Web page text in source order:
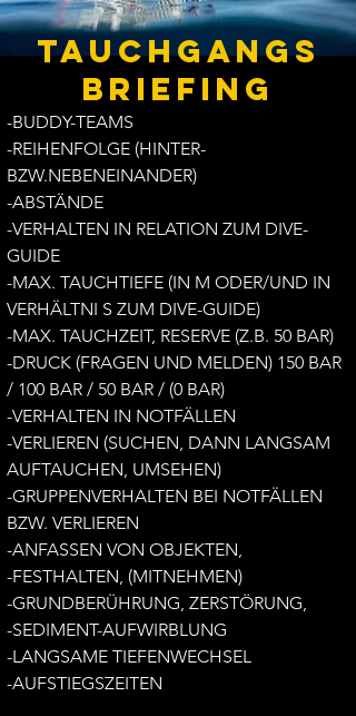
TAUCHGANGS
BRIEFING
-BUDDY-TEAMS
-REIHENFOLGE (HINTER-
BZW.NEBENEINANDER)
-ABSTÄNDE
-VERHALTEN IN RELATION ZUM DIVE-
GUIDE
-MAX. TAUCHTIEFE (IN M ODER/UND IN
VERHÄLTNI S ZUM DIVE-GUIDE)
-MAX. TAUCHZEIT, RESERVE (Z.B. 50 BAR)
-DRUCK (FRAGEN UND MELDEN) 150 BAR
/ 100 BAR / 50 BAR / (0 BAR)
-VERHALTEN IN NOTFÄLLEN
-VERLIEREN (SUCHEN, DANN LANGSAM
AUFTAUCHEN, UMSEHEN)
-GRUPPENVERHALTEN BEI NOTFÄLLEN
BZW. VERLIEREN
-ANFASSEN VON OBJEKTEN,
-FESTHALTEN, (MITNEHMEN)
-GRUNDBERÜHRUNG, ZERSTÖRUNG,
-SEDIMENT-AUFWIRBLUNG
-LANGSAME TIEFENWECHSEL
-AUFSTIEGSZEITEN